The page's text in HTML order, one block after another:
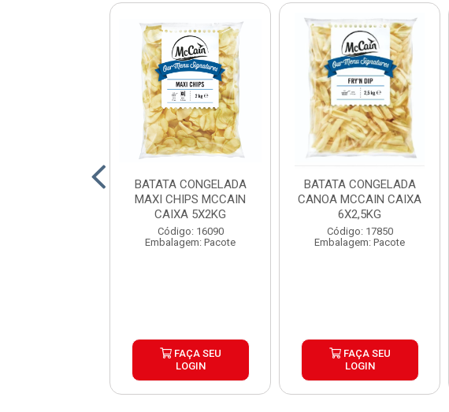
BATATA CONGELADA
MAXI CHIPS MCCAIN
CAIXA 5X2KG
Código: 16090
Embalagem: Pacote
FAÇA SEU
LOGIN
BATATA CONGELADA
CANOA MCCAIN CAIXA
6X2,5KG
Código: 17850
Embalagem: Pacote
FAÇA SEU
LOGIN